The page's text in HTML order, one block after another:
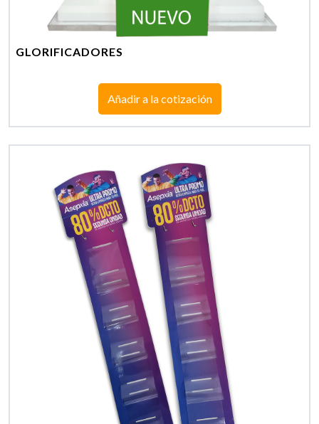
GLORIFICADORES
Añadir a la cotización